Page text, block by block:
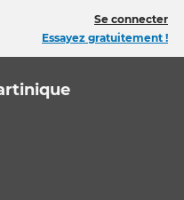
Se connecter
Essayez gratuitement !